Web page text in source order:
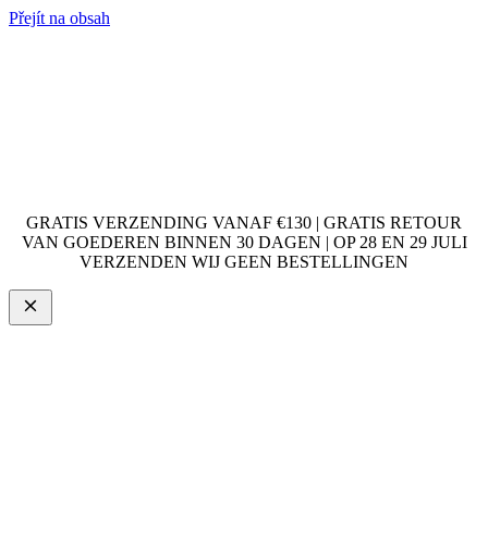
Přejít na obsah
GRATIS VERZENDING VANAF €130 | GRATIS RETOUR
VAN GOEDEREN BINNEN 30 DAGEN | OP 28 EN 29 JULI
VERZENDEN WIJ GEEN BESTELLINGEN